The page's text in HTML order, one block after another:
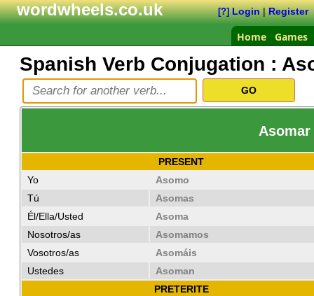
wordwheels.co.uk [?] Login|Register
Home Games
Spanish Verb Conjugation :
PRESENT
Yo
Asomo
Tú
Asomas
Él/Ella/Usted
Asoma
Nosotros/as
Asomamos
Vosotros/as
Asomáis
Ustedes
Asoman
PRETERITE